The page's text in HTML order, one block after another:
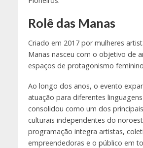
Rolê das Manas
Criado em 2017 por mulheres
Manas nasceu com o objetivo de
espaços de protagonismo
Ao longo dos anos, o evento
atuação para diferentes
consolidou como um dos
culturais independentes do
programação integra artistas,
empreendedoras e o público em